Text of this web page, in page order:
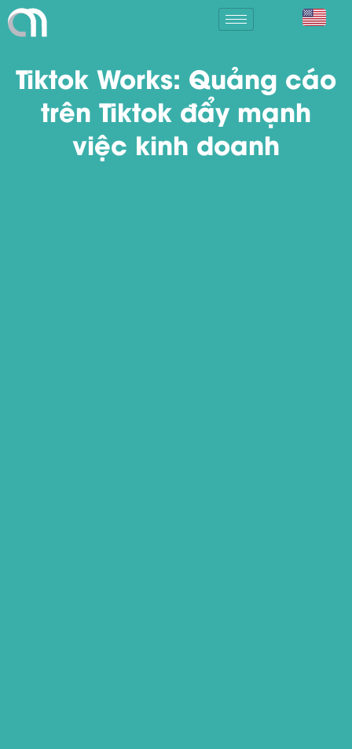
Tiktok Works: Quảng cáo
trên Tiktok đẩy mạnh
việc kinh doanh